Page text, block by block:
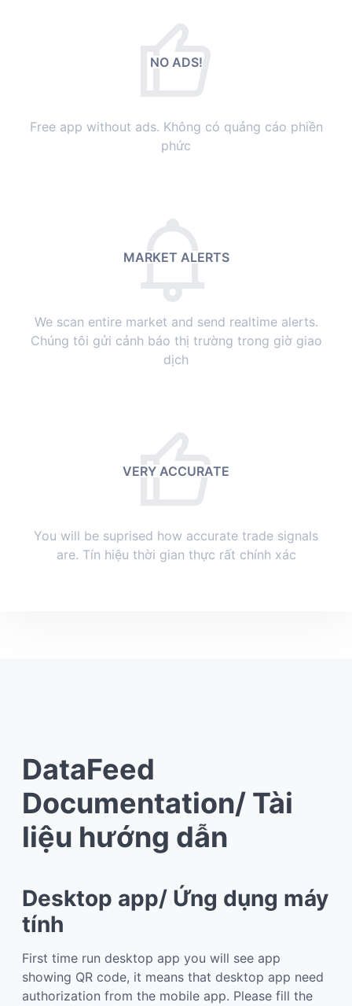
NO ADS!
Free app without ads. Không có quảng cáo phiền
phức
MARKET ALERTS
We scan entire market and send realtime alerts.
Chúng tôi gửi cảnh báo thị trường trong giờ giao
dịch
VERY ACCURATE
You will be suprised how accurate trade signals
are. Tín hiệu thời gian thực rất chính xác
DataFeed
Documentation/ Tài
liệu hướng dẫn
Desktop app/ Ứng dụng máy
tính
First time run desktop app you will see app
showing QR code, it means that desktop app need
authorization from the mobile app. Please fill the